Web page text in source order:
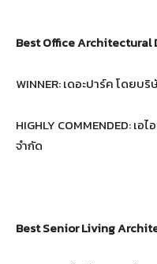
Best Office
WINNER: เดอะปาร์ค โดยบ
HIGHLY COMMENDED: เอ
จำกัด
Best Senior Living